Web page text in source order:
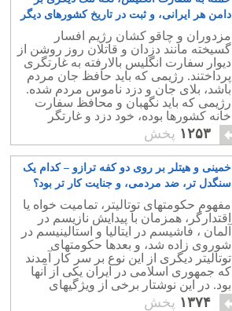
دامن هر ایرانی، و ثبت در تاریخ کشورهای دیگر
مزدوران و چاقو کشان رژیم افسار
گسیخته مانند دزدان و قاتلان روز روشن از
دیوار سفارت انگلیس بالارفته به غارتگری
پرداختند. رژیمی که باید حافظ جان مردم
باشد، بلای جان و دزد ناموس مردم شده.
رژیمی که باید نگهبان و محافظ سفارت
خانه کشورها بوده، خود دزد و غارتگر
سفارتخانه ها شده.
۱۲۵۳ پخش
خمینی و هیتلر بر روی دو کفه ترازو – کدام یک
سنگدل تر، ضد مردمی، و جنایت کار تر بود؟
مفهوم حکومتهای توتالیتر، تمامیت خواه یا
اقتدارگر، همزمان با پیدایش نازیسم در
آلمان ، فاشیسم در ایتالیا و استالینیسم در
شوروی زاده شد، و بعدها حکومتهای
توتالیتر دیگری از این نوع بر سر کار آمدند
که جمهوری اسلامی در ایران یکی از آنها
بود. در این نوشتار برخی از ویژگیهای
حکومتهای توتالیتر ذکر خواهد شد.
۱۳۷۴ پخش